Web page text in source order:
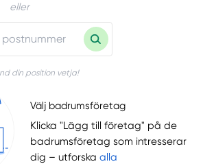
eller
din position vetja!
Välj badrumsföretag
Klicka "Lägg till företag" på de
badrumsföretag som intresserar
dig – utforskaalla